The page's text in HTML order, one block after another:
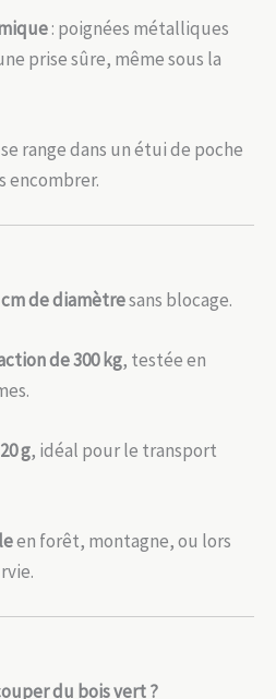
: poignées métalliques
prise sûre, même sous la
se range dans un étui de poche
encombrer.
cm de diamètresans blocage.
de 300 kg, testée en
g, idéal pour le transport
en forêt, montagne, ou lors
du bois vert ?